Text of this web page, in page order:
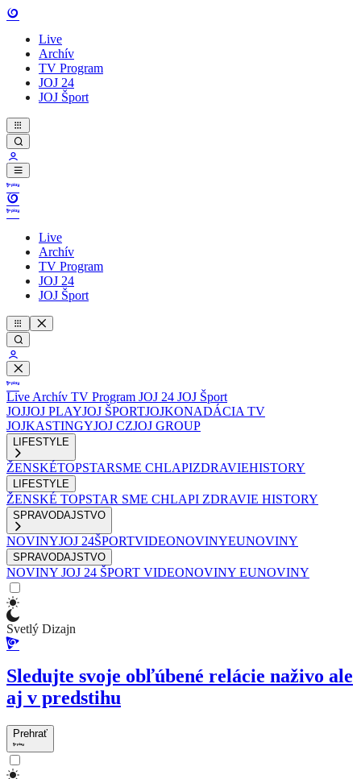
Live
Archív
TV Program
JOJ 24
JOJ Šport
Live
Archív
TV Program
JOJ 24
JOJ Šport
Live Archív TV Program JOJ 24 JOJ Šport
JOJJOJ PLAYJOJ ŠPORTJOJKONADÁCIA TV
JOJKASTINGYJOJ CZJOJ GROUP
LIFESTYLE
ŽENSKÉTOPSTARSME CHLAPIZDRAVIEHISTORY
LIFESTYLE
ŽENSKÉ TOPSTAR SME CHLAPI ZDRAVIE HISTORY
SPRAVODAJSTVO
NOVINYJOJ 24ŠPORTVIDEONOVINYEUNOVINY
SPRAVODAJSTVO
NOVINY JOJ 24 ŠPORT VIDEONOVINY EUNOVINY
Svetlý Dizajn
Sledujte svoje obľúbené relácie naživo ale
aj v predstihu
Prehrať